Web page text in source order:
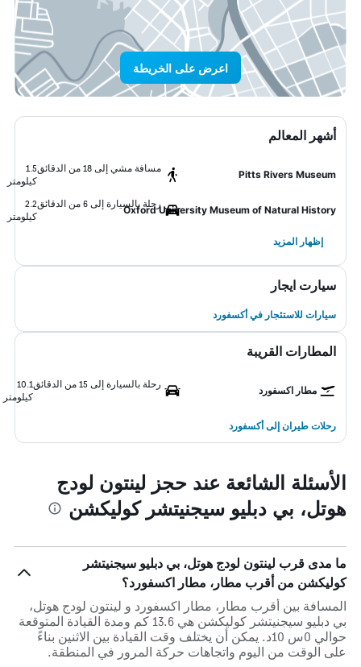
اعرض على الخريطة
أشهر المعالم
Pitts Rivers Museum
مسافة مشي إلى 18 من الدقائق
1.5
كيلومتر
Oxford University Museum of Natural History
رحلة بالسيارة إلى 6 من الدقائق
2.2
كيلومتر
إظهار المزيد
سيارت ايجار
سيارات للاستئجار في أكسفورد
المطارات القريبة
مطار اكسفورد
رحلة بالسيارة إلى 15 من الدقائق
10.1
كيلومتر
رحلات طيران إلى أكسفورد
الأسئلة الشائعة عند حجز لينتون لودج
هوتل، بي دبليو سيجنيتشر كوليكشن
ما مدى قرب لينتون لودج هوتل، بي دبليو سيجنيتشر
كوليكشن من أقرب مطار، مطار اكسفورد؟
المسافة بين أقرب مطار، مطار اكسفورد و لينتون لودج هوتل،
بي دبليو سيجنيتشر كوليكشن هي 13.6 كم ومدة القيادة المتوقعة
حوالي 0س 10د. يمكن أن يختلف وقت القيادة بين الاثنين بناءً
على الوقت من اليوم واتجاهات حركة المرور في المنطقة.